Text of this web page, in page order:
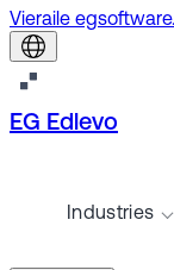
Vieraile
EG Edlevo
Industries